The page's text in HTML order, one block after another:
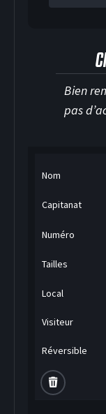
Bien
pas
Nom
Capitanat
Numéro
Tailles
Local
Visiteur
Réversible